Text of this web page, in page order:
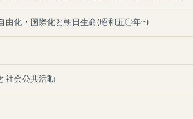
由化・国際化と朝日生命(昭和五〇年~)
社会公共活動